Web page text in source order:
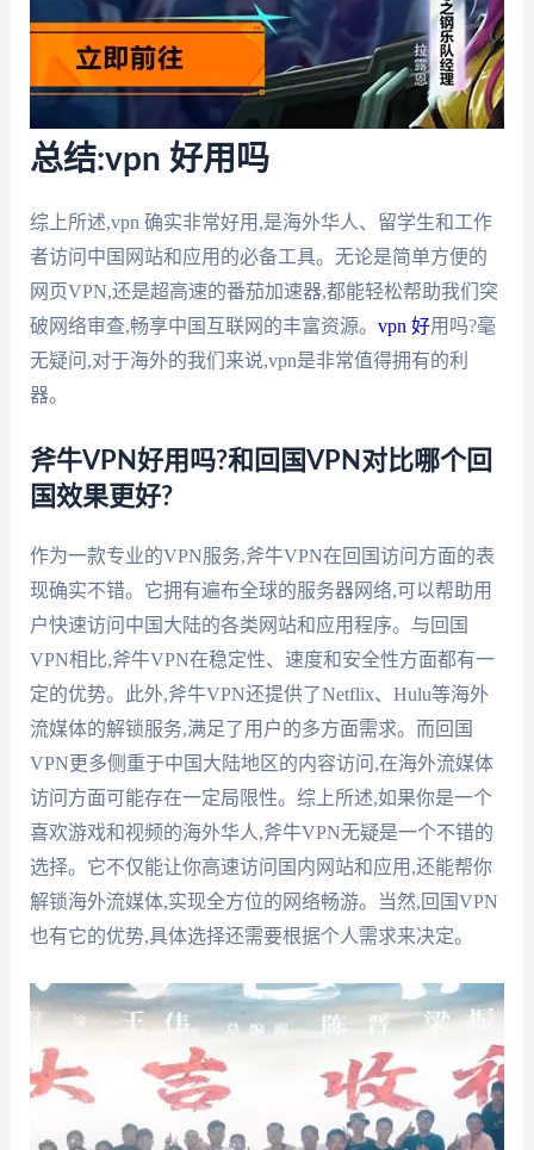
总结:vpn 好用吗
综上所述,vpn 确实非常好用,是海外华人、留学生和工作
者访问中国网站和应用的必备工具。无论是简单方便的
网页VPN,还是超高速的番茄加速器,都能轻松帮助我们突
破网络审查,畅享中国互联网的丰富资源。 vpn 好用吗?毫
无疑问,对于海外的我们来说,vpn是非常值得拥有的利
器。
斧牛VPN好用吗?和回国VPN对比哪个回
国效果更好?
作为一款专业的VPN服务,斧牛VPN在回国访问方面的表
现确实不错。它拥有遍布全球的服务器网络,可以帮助用
户快速访问中国大陆的各类网站和应用程序。与回国
VPN相比,斧牛VPN在稳定性、速度和安全性方面都有一
定的优势。此外,斧牛VPN还提供了Netflix、Hulu等海外
流媒体的解锁服务,满足了用户的多方面需求。而回国
VPN更多侧重于中国大陆地区的内容访问,在海外流媒体
访问方面可能存在一定局限性。综上所述,如果你是一个
喜欢游戏和视频的海外华人,斧牛VPN无疑是一个不错的
选择。它不仅能让你高速访问国内网站和应用,还能帮你
解锁海外流媒体,实现全方位的网络畅游。当然,回国VPN
也有它的优势,具体选择还需要根据个人需求来决定。